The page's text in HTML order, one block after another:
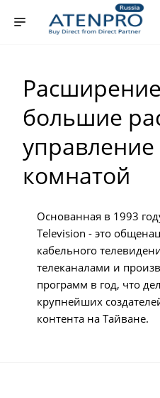
большие
комнатой
Основанная в 1993
Television - это
кабельного
телеканалами и
программ в год, что
крупнейших
контента на Тайване.